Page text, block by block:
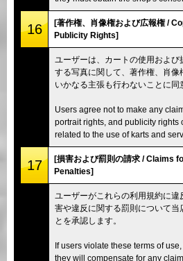
16
[著作権、肖像権および広報権 /
Publicity Rights]
ユーザーは、カートの使用およ
する写真に関して、著作権、肖像
いかなる主張も行わないことに同
Users agree not to make any
portrait rights, and publicity
related to the use of karts and
17
[損害および罰則の請求 / Claims
Penalties]
ユーザーがこれらの利用規約に
害や違反に関する罰則について当
とを承認します。
If users violate these terms of
they will compensate for any